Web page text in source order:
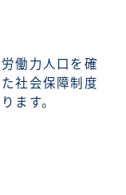
働力人口を確
社会保障制度
ます。